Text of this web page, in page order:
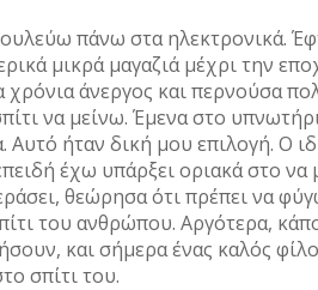
πάνω στα ηλεκτρονικά.
µικρά µαγαζιά µέχρι την
άνεργος και περνούσα
να µείνω. Έµενα στο
ήταν δική µου επιλογή. Ο
έχω υπάρξει οριακά στο να
θεώρησα ότι πρέπει να
του ανθρώπου. Αργότερα,
και σήµερα ένας καλός
σπίτι του.